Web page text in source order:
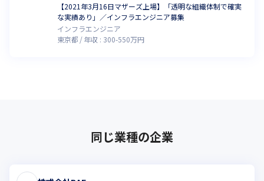
【2021年3月16日マザーズ上場】「透明な組織体制で確実
な実績あり」／インフラエンジニア募集
インフラエンジニア
東京都
年収 : 300-550万円
同じ業種の企業